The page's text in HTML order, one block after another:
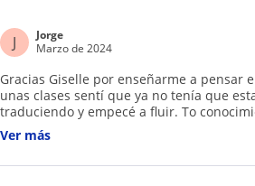
J
Jorge
Marzo de 2024
Gracias Giselle por enseñarme a pensar
unas clases sentí que ya no tenía que
traduciendo y empecé a fluir. To
francesa es increíble, disfruté mucho
poner en práctica en Francia y
Ver más